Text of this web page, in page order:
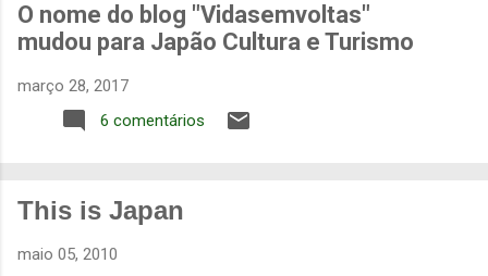
O nome do blog "Vidasemvoltas"
mudou para Japão Cultura e Turismo
março 28, 2017
6 comentários
This is Japan
maio 05, 2010